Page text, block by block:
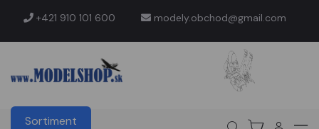
+421 910 101 600 modely.obchod@gmail.com
Sortiment